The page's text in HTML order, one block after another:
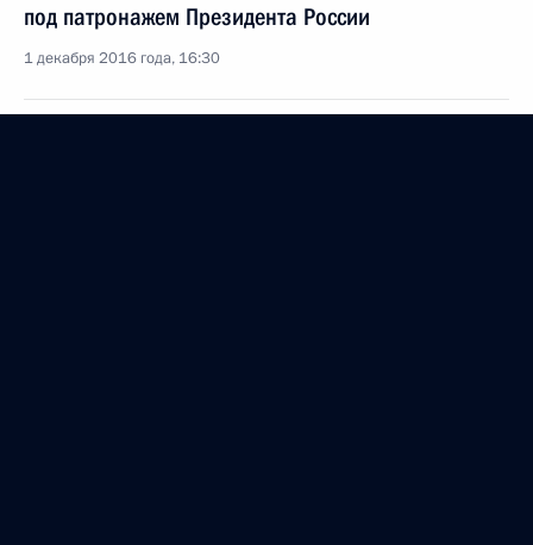
под патронажем Президента России
1 декабря 2016 года, 16:30